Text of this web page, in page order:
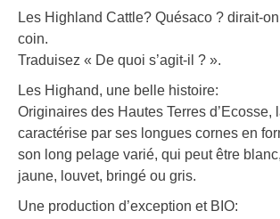
Les Highland Cattle? Quésaco ? dirait-
coin.
Traduisez « De quoi s’agit-il ? ».
Les Highand, une belle histoire:
Originaires des Hautes Terres d’Ecosse,
caractérise par ses longues cornes en
son long pelage varié, qui peut être
jaune, louvet, bringé ou gris.
Une production d’exception et BIO: